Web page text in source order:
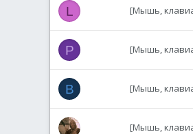
L [Мышь,
P [Мышь,
B [Мышь,
[Мышь,